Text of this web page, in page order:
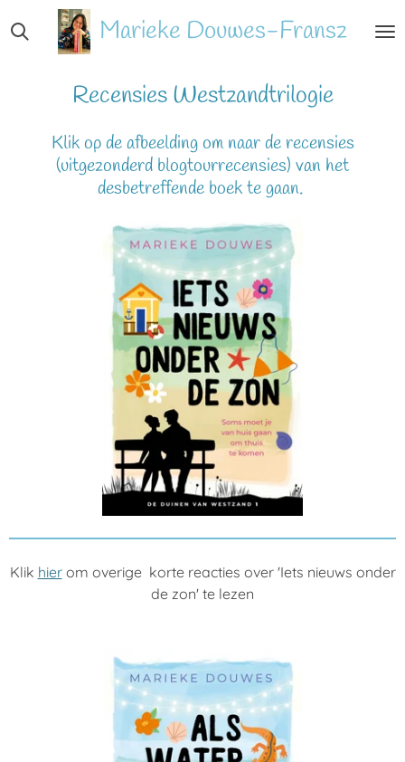
direct
hoofdinhoud
Marieke Douwes-Fransz
Recensies Westzandtrilogie
Klik op de afbeelding om naar de recensies
(uitgezonderd blogtourrecensies) van het
desbetreffende boek te gaan.
Klik hierom overige korte reacties over 'Iets nieuws onder
de zon' te lezen